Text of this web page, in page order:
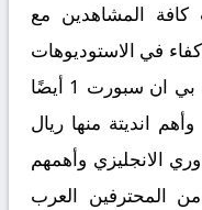
كافة المشاهدين مع
في الاستوديوهات
التحليلة واثناء المباريات، توفر قناة بي ان سبورت 1 أيضًا
انديتة منها ريال
الانجليزي وأهمهم
المحترفين العرب